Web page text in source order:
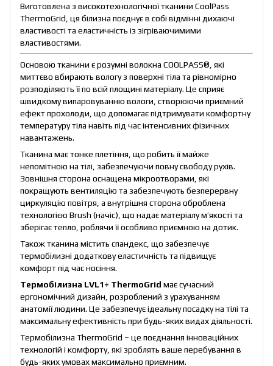
Виготовлена з високотехнологічної тканини CoolPass
ThermoGrid, ця білизна поєднує в собі відмінні дихаючі
властивості та еластичність із зігріваючимими
властивостями.
Основою тканини є розумні волокна COOLPASS®, які
миттєво вбирають вологу з поверхні тіла та рівномірно
розподіляють її по всій площині матеріалу. Це сприяє
швидкому випаровуванню вологи, створюючи приємний
ефект прохолоди, що допомагає підтримувати комфортну
температуру тіла навіть під час інтенсивних фізичних
навантажень.
Тканина має тонке плетіння, що робить її майже
непомітною на тілі, забезпечуючи повну свободу рухів.
Зовнішня сторона оснащена мікроотворами, які
покращують вентиляцію та забезпечують безперервну
циркуляцію повітря, а внутрішня сторона оброблена
технологією Brush (начіс), що надає матеріалу м’якості та
зберігає тепло, роблячи її особливо приємною на дотик.
Також тканина містить спандекс, що забезпечує
термобілизні додаткову еластичність та підвищує
комфорт під час носіння.
Термобілизна LVL1+ ThermoGrid має сучасний
ергономічний дизайн, розроблений з урахуванням
анатомії людини. Це забезпечує ідеальну посадку на тілі та
максимальну ефективність при будь-яких видах діяльності.
Термобілизна ThermoGrid – це поєднання інноваційних
технологій і комфорту, які зроблять ваше перебування в
будь-яких умовах максимально приємним.